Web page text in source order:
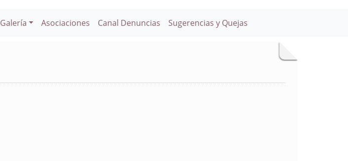
Galería Asociaciones Canal Denuncias Sugerencias y Quejas